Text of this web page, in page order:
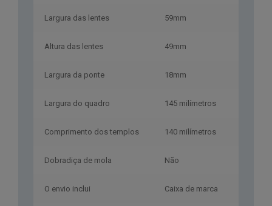
Largura das lentes 59mm
Altura das lentes 49mm
Largura da ponte 18mm
Largura do quadro 145 milímetros
Comprimento dos templos 140 milímetros
Dobradiça de mola Não
O envio inclui Caixa de marca